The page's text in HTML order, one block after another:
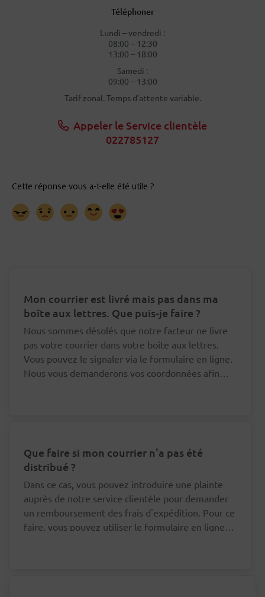
Téléphoner
Lundi – vendredi :
08:00 – 12:30
13:00 – 18:00
Samedi :
09:00 – 13:00
Tarif zonal. Temps d’attente variable.
Appeler le Service clientèle
022785127
Mon courrier est livré mais pas dans ma
boîte aux lettres. Que puis-je faire ?
Nous sommes désolés que notre facteur ne livre
pas votre courrier dans votre boîte aux lettres.
Vous pouvez le signaler via le formulaire en ligne.
Nous vous demanderons vos coordonnées afin
Que faire si mon courrier n'a pas été
distribué ?
Dans ce cas, vous pouvez introduire une plainte
auprès de notre service clientèle pour demander
un remboursement des frais d'expédition. Pour ce
faire, vous pouvez utiliser le formulaire en ligne